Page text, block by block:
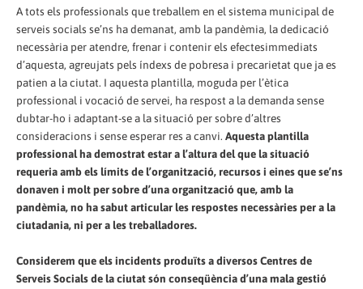
A tots els professionals que treballem en el sistema municipal de
serveis socials se’ns ha demanat, amb la pandèmia, la dedicació
necessària per atendre, frenar i contenir els efectesimmediats
d’aquesta, agreujats pels índexs de pobresa i precarietat que ja es
patien a la ciutat. I aquesta plantilla, moguda per l’ètica
professional i vocació de servei, ha respost a la demanda sense
dubtar-ho i adaptant-se a la situació per sobre d’altres
consideracions i sense esperar res a canvi. Aquesta plantilla
professional ha demostrat estar a l’altura del que la situació
requeria amb els límits de l’organització, recursos i eines que se’ns
donaven i molt per sobre d’una organització que, amb la
pandèmia, no ha sabut articular les respostes necessàries per a la
ciutadania, ni per a les treballadores.
Considerem que els incidents produïts a diversos Centres de
Serveis Socials de la ciutat són conseqüència d’una mala gestió